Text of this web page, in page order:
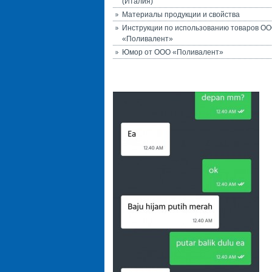
Материалы продукции и свойства
Инструкции по использованию товаров
«Поливалент»
Юмор от ООО «Поливалент»